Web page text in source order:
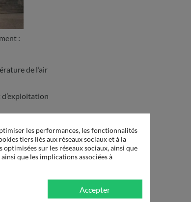
:
de l’air
d’exploitation
de qualité
emporté la
présentes dans l’air -
les performances, les fonctionnalités
tiers liés aux réseaux sociaux et à la
sur les réseaux sociaux, ainsi que
que les implications associées à
Accepter